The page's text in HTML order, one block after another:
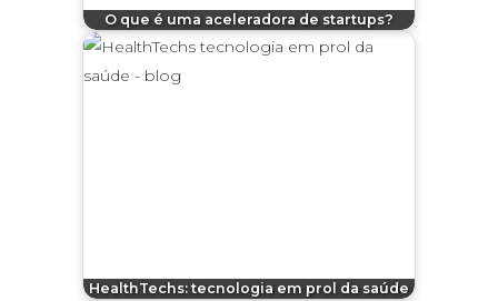
O que é uma aceleradora de startups?
HealthTechs: tecnologia em prol da saúde